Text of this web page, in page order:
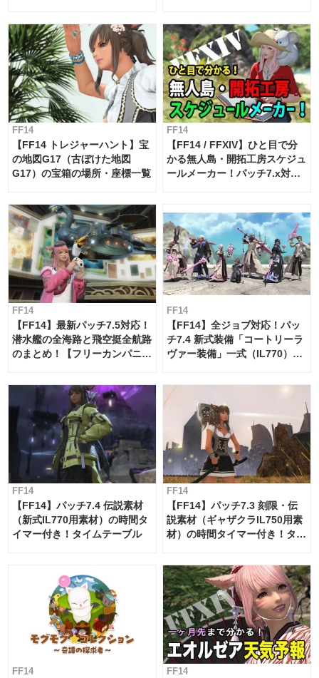
FF14
【FF14 トレジャーハント】宝
の地図G17（古ぼけた地図
G17）の宝箱の場所・座標一覧
FF14
【FF14 / FFXIV】ひと目で分
かる無人島・開拓工房スケジュ
ールメーカー！パッチ7.x対応
FF14
【FF14】最新パッチ7.5対応！
潜水艦の全海路と飛空挺全航路
のまとめ！【フリーカンパニ
FF14
【FF14】全ジョブ対応！パッ
チ7.4 新式装備「コートリーラ
ヴァー装備」一式（IL770）の
FF14
【FF14】パッチ7.4 伝説素材
（新式IL770用素材）の時間タ
イマー付き！タイムテーブル
FF14
【FF14】パッチ7.3 刻限・伝
説素材（ギャザクラIL750用素
材）の時間タイマー付き！タイ
FF14 FF14